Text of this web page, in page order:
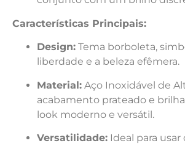
Características Principais:
Design: Tema borboleta,
liberdade e a beleza efêmera.
Material: Aço Inoxidável de
acabamento prateado e
look moderno e versátil.
Versatilidade: Ideal para